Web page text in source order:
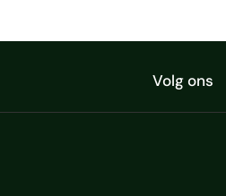
Volg ons